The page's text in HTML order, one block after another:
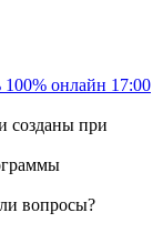
100% онлайн 17:00
созданы при
вопросы?